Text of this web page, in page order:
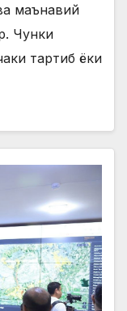
маънавий
Чунки
тартиб ёки